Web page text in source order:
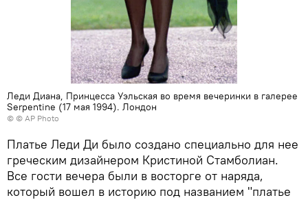
Леди Диана, Принцесса Уэльская во время вечеринки в галерее
Serpentine (17 мая 1994). Лондон
© © AP Photo
Платье Леди Ди было создано специально для нее
греческим дизайнером Кристиной Стамболиан.
Все гости вечера были в восторге от наряда,
который вошел в историю под названием "платье